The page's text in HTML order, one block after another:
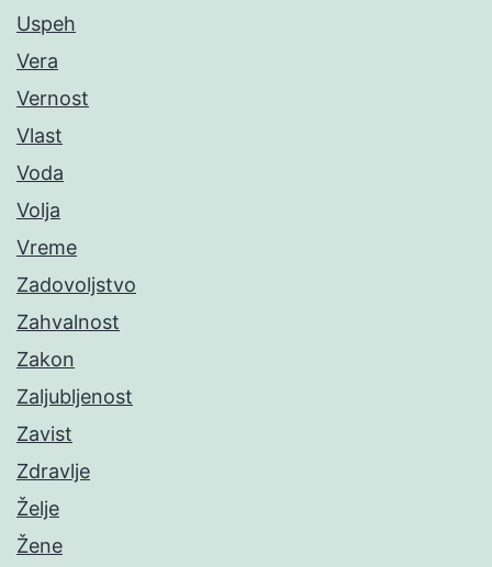
Uspeh
Vera
Vernost
Vlast
Voda
Volja
Vreme
Zadovoljstvo
Zahvalnost
Zakon
Zaljubljenost
Zavist
Zdravlje
Želje
Žene